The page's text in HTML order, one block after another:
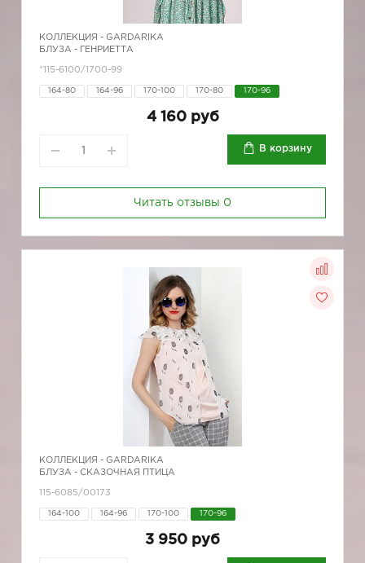
КОЛЛЕКЦИЯ - GARDARIKA
БЛУЗА - ГЕНРИЕТТА
*115-6100/1700-99
164-80 164-96 170-100 170-80 170-96
4 160 руб
В корзину
Читать отзывы 0
КОЛЛЕКЦИЯ - GARDARIKA
БЛУЗА - СКАЗОЧНАЯ ПТИЦА
115-6085/00173
164-100 164-96 170-100 170-96
3 950 руб